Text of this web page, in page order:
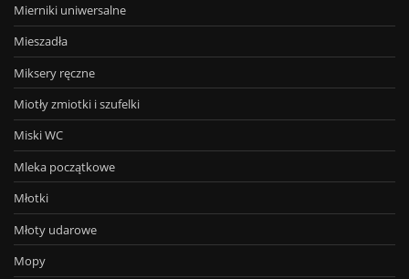
Mierniki uniwersalne
Mieszadła
Miksery ręczne
Miotły zmiotki i szufelki
Miski WC
Mleka początkowe
Młotki
Młoty udarowe
Mopy